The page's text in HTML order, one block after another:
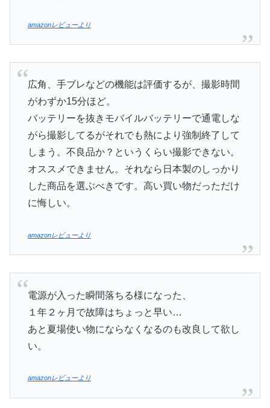
amazonレビューより
広角、手ブレなどの機能は評価するが、撮影時間
がわずか15分ほど。
バッテリーを抜きモバイルバッテリーで通電しな
がら撮影してるがそれでも熱により強制終了して
しまう。不良品か？というくらい撮影できない。
オススメできません。それなら日本製のしっかり
した商品を選ぶべきです。高い買い物だっただけ
に悔しい。
amazonレビューより
電源が入った瞬間落ちる様になった、
１年２ヶ月で故障はちょっと早い…
あと夏場使い物にならなくなるのも改良して欲し
い。
amazonレビューより